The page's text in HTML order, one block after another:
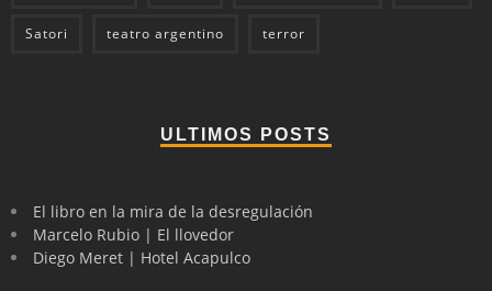
Satori teatro argentino terror
ULTIMOS POSTS
El libro en la mira de la desregulación
Marcelo Rubio | El llovedor
Diego Meret | Hotel Acapulco